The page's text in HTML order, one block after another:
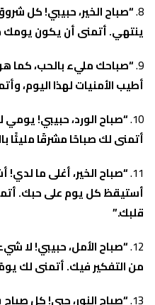
“صباح الخير، حبيبي! كل
ينتهي. أتمنى أن يكون يومك
“صباحك مليء بالحب، كما
أطيب الأمنيات لهذا اليوم،
“صباح الورد، حبيبي! يومي
أتمنى لك صباحًا مشرقًا مليئًا
“صباح الخير، أغلى ما
أستيقظ كل يوم على حبك.
قلبك.”
“صباح الأمل، حبيبي! لا
من التفكير فيك. أتمنى لك يومًا
“صباح النور، حبي! كل